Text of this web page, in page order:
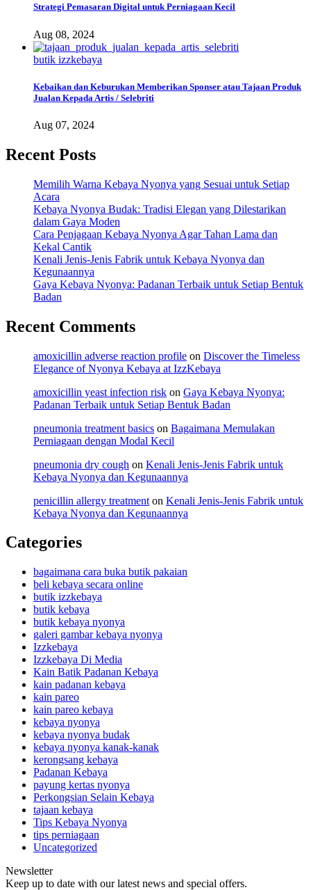
Strategi Pemasaran Digital untuk Perniagaan Kecil
Aug 08, 2024
butik izzkebaya
Kebaikan dan Keburukan Memberikan Sponser atau Tajaan Produk
Jualan Kepada Artis / Selebriti
Aug 07, 2024
Recent Posts
Memilih Warna Kebaya Nyonya yang Sesuai untuk Setiap
Acara
Kebaya Nyonya Budak: Tradisi Elegan yang Dilestarikan
dalam Gaya Moden
Cara Penjagaan Kebaya Nyonya Agar Tahan Lama dan
Kekal Cantik
Kenali Jenis-Jenis Fabrik untuk Kebaya Nyonya dan
Kegunaannya
Gaya Kebaya Nyonya: Padanan Terbaik untuk Setiap Bentuk
Badan
Recent Comments
amoxicillin adverse reaction profile on Discover the Timeless
Elegance of Nyonya Kebaya at IzzKebaya
amoxicillin yeast infection risk on Gaya Kebaya Nyonya:
Padanan Terbaik untuk Setiap Bentuk Badan
pneumonia treatment basics on Bagaimana Memulakan
Perniagaan dengan Modal Kecil
pneumonia dry cough on Kenali Jenis-Jenis Fabrik untuk
Kebaya Nyonya dan Kegunaannya
penicillin allergy treatment on Kenali Jenis-Jenis Fabrik untuk
Kebaya Nyonya dan Kegunaannya
Categories
bagaimana cara buka butik pakaian
beli kebaya secara online
butik izzkebaya
butik kebaya
butik kebaya nyonya
galeri gambar kebaya nyonya
Izzkebaya
Izzkebaya Di Media
Kain Batik Padanan Kebaya
kain padanan kebaya
kain pareo
kain pareo kebaya
kebaya nyonya
kebaya nyonya budak
kebaya nyonya kanak-kanak
kerongsang kebaya
Padanan Kebaya
payung kertas nyonya
Perkongsian Selain Kebaya
tajaan kebaya
Tips Kebaya Nyonya
tips perniagaan
Uncategorized
Newsletter
Keep up to date with our latest news and special offers.